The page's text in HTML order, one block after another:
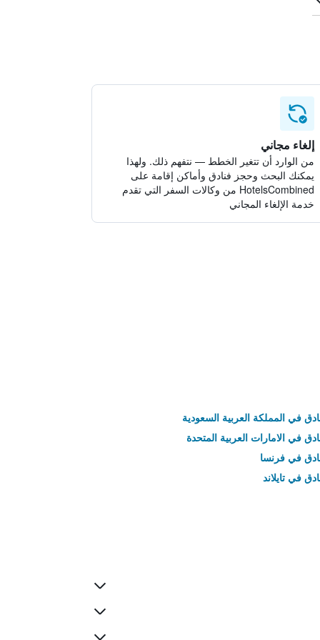
إلغاء مجاني
من الوارد أن تتغير الخطط — نتفهم ذلك. ولهذا
يمكنك البحث وحجز فنادق وأماكن إقامة على
HotelsCombined من وكالات السفر التي تقدم
خدمة الإلغاء المجاني
في المملكة العربية السعودية
في الامارات العربية المتحدة
في فرنسا
في تايلاند